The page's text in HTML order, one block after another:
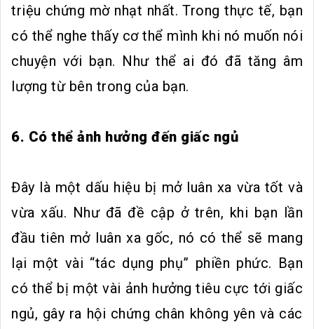
triệu chứng mờ nhạt nhất. Trong thực tế, bạn
có thể nghe thấy cơ thể mình khi nó muốn nói
chuyện với bạn. Như thể ai đó đã tăng âm
lượng từ bên trong của bạn.
6. Có thể ảnh hưởng đến giấc ngủ
Đây là một dấu hiệu bị mở luân xa vừa tốt và
vừa xấu. Như đã đề cập ở trên, khi bạn lần
đầu tiên mở luân xa gốc, nó có thể sẽ mang
lại một vài “tác dụng phụ” phiền phức. Bạn
có thể bị một vài ảnh hưởng tiêu cực tới giấc
ngủ, gây ra hội chứng chân không yên và các